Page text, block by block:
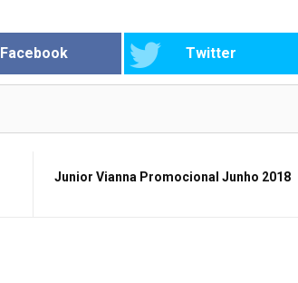
Facebook Twitter
Junior Vianna Promocional Junho 2018